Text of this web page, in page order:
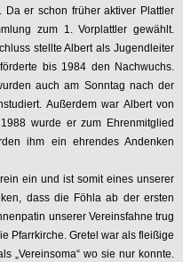
Da er schon früher aktiver Plattler
zum 1. Vorplattler gewählt.
stellte Albert als Jugendleiter
bis 1984 den Nachwuchs.
auch am Sonntag nach der
Außerdem war Albert von
wurde er zum Ehrenmitglied
ihm ein ehrendes Andenken
ein und ist somit eines unserer
dass die Föhla ab der ersten
unserer Vereinsfahne trug
Pfarrkirche. Gretel war als fleißige
„Vereinsoma“ wo sie nur konnte.